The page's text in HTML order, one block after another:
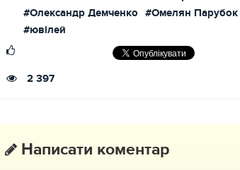
#Олександр Демченко
#Омелян Парубок
#ювілей
2 397
Написати коментар